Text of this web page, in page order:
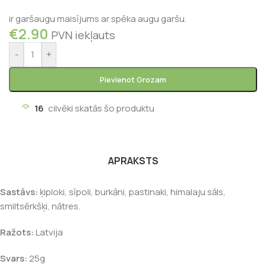
ir garšaugu maisījums ar spēka augu garšu.
€2.90 PVN iekļauts
- +
Pievienot Grozam
16 cilvēki skatās šo produktu
APRAKSTS
Sastāvs: ķiploki, sīpoli, burkāni, pastinaki, himalaju sāls,
smiltsērkšķi, nātres.
Ražots:Latvija
Svars: 25g